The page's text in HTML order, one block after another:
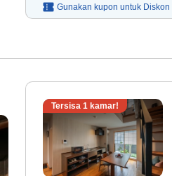
Gunakan kupon untuk Diskon
Tersisa 1 kamar!